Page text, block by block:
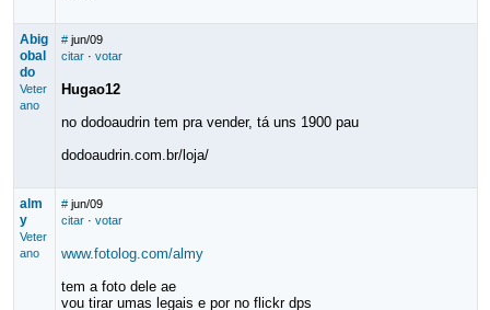
Abig
obal
do
Veter
ano
# jun/09
citar· votar
Hugao12
no dodoaudrin tem pra vender, tá uns 1900 pau
dodoaudrin.com.br/loja/
alm
y
Veter
ano
# jun/09
citar· votar
www.fotolog.com/almy
tem a foto dele ae
vou tirar umas legais e por no flickr dps